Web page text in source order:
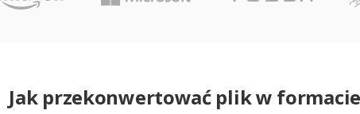
Jak przekonwertować plik w